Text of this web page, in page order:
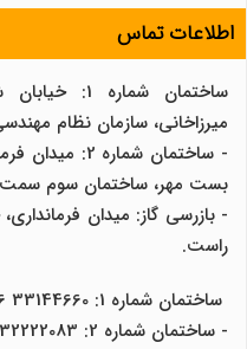
اطلاعات تماس
ساختمان
میرزاخانی، سازمان نظام
- ساختمان
بست مهر، ساختمان سوم
- بازرسی گاز: میدان
راست.
ساختمان شماره 1: 33144660 086.
- ساختمان شماره 2: 32222083 086